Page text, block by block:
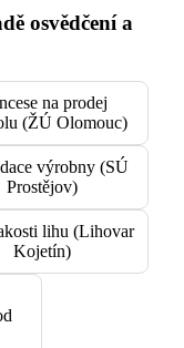
osvědčení a
na prodej
(ŽÚ Olomouc)
výrobny (SÚ
Prostějov)
lihu (Lihovar
Kojetín)